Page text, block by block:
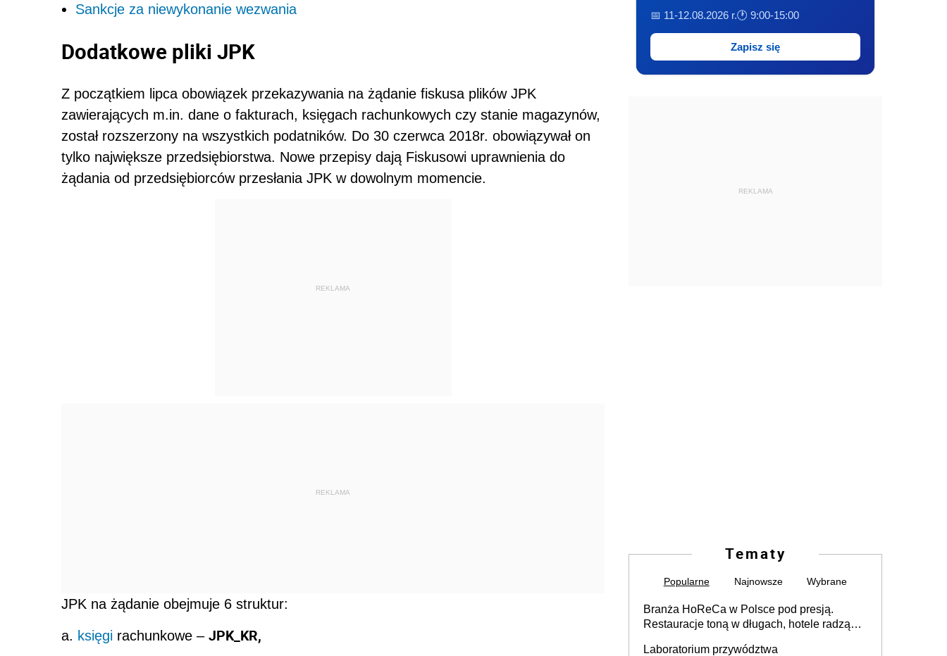
Sankcje za niewykonanie wezwania
Dodatkowe pliki JPK
Z początkiem lipca obowiązek przekazywania na żądanie fiskusa plików JPK
zawierających m.in. dane o fakturach, księgach rachunkowych czy stanie magazynów,
został rozszerzony na wszystkich podatników. Do 30 czerwca 2018r. obowiązywał on
tylko największe przedsiębiorstwa. Nowe przepisy dają Fiskusowi uprawnienia do
żądania od przedsiębiorców przesłania JPK w dowolnym momencie.
REKLAMA
REKLAMA
JPK na żądanie obejmuje 6 struktur:
a. księgi rachunkowe – JPK_KR,
📅 11-12.08.2026 r.🕐 9:00-15:00
Zapisz się
REKLAMA
Tematy
Popularne Najnowsze Wybrane
Branża HoReCa w Polsce pod presją.
Restauracje toną w długach, hotele radzą
Laboratorium przywództwa